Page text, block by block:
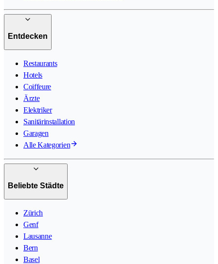
Entdecken
Restaurants
Hotels
Coiffeure
Ärzte
Elektriker
Sanitärinstallation
Garagen
Alle Kategorien
Beliebte Städte
Zürich
Genf
Lausanne
Bern
Basel